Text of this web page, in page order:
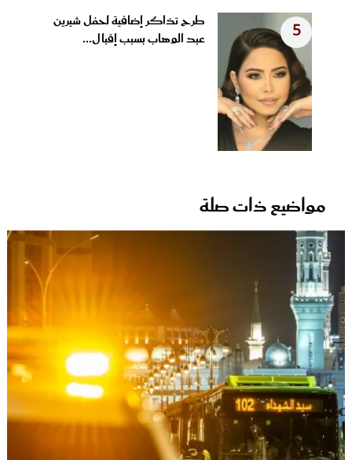
5
طرح تذاكر إضافية لحفل شيرين
عبد الوهاب بسبب إقبال...
مواضيع ذات صلة